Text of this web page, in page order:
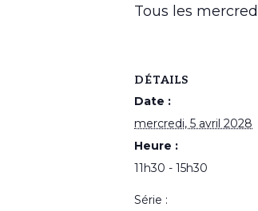
Tous les
DÉTAILS
Date :
mercredi, 5 avril 2028
Heure :
11h30 - 15h30
Série :